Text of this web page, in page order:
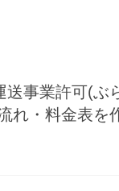
送事業許可(ぶ
れ・料金表を